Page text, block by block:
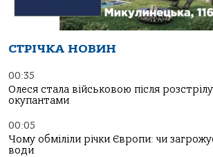
СТРІЧКА НОВИН
00:35
Олеся стала військовою після
окупантами
00:05
Чому обміліли річки Європи: чи
води